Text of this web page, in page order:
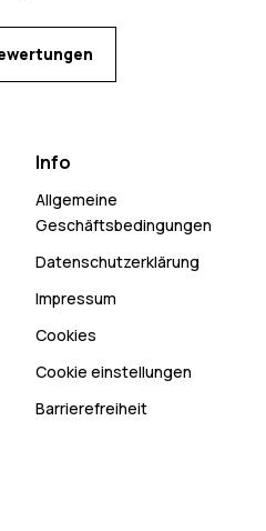
Info
Allgemeine
Geschäftsbedingungen
Datenschutzerklärung
Impressum
Cookies
Cookie einstellungen
Barrierefreiheit